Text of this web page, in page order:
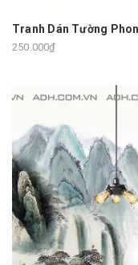
Tranh Dán Tường
250.000₫